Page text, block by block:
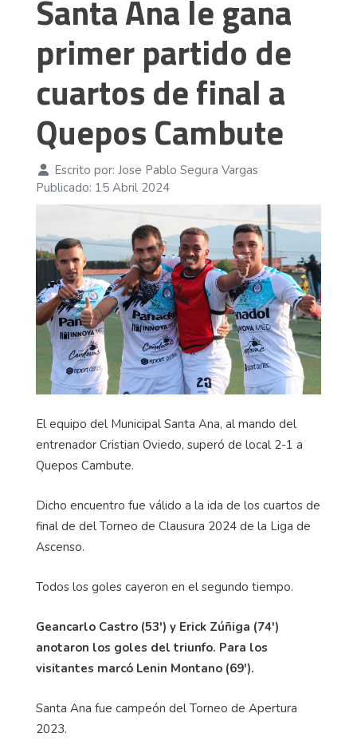
Santa Ana le gana
primer partido de
cuartos de final a
Quepos Cambute
Escrito por: Jose Pablo Segura Vargas
Publicado: 15 Abril 2024
El equipo del Municipal Santa Ana, al mando del
entrenador Cristian Oviedo, superó de local 2-1 a
Quepos Cambute.
Dicho encuentro fue válido a la ida de los cuartos de
final de del Torneo de Clausura 2024 de la Liga de
Ascenso.
Todos los goles cayeron en el segundo tiempo.
Geancarlo Castro (53') y Erick Zúñiga (74')
anotaron los goles del triunfo. Para los
visitantes marcó Lenin Montano (69').
Santa Ana fue campeón del Torneo de Apertura
2023.